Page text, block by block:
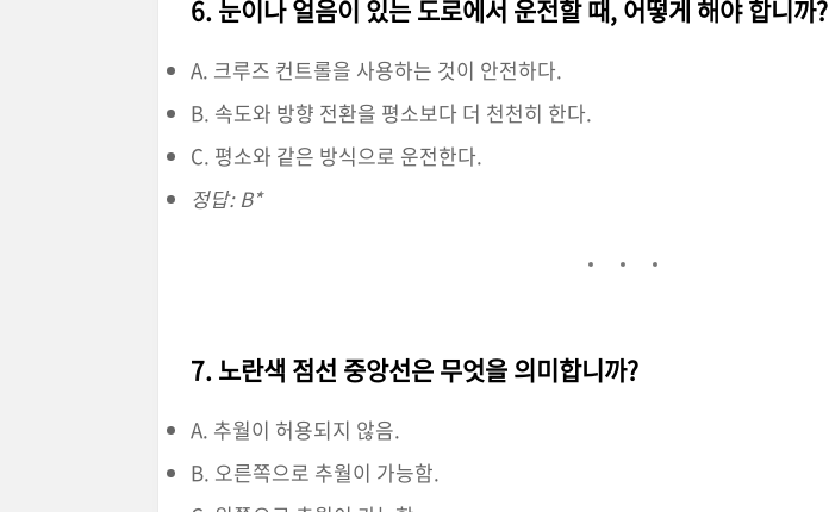
6. 눈이나 얼음이 있는 도로에서 운전할 때, 어떻게 해야 합니까?
A. 크루즈 컨트롤을 사용하는 것이 안전하다.
B. 속도와 방향 전환을 평소보다 더 천천히 한다.
C. 평소와 같은 방식으로 운전한다.
정답: B*
7. 노란색 점선 중앙선은 무엇을 의미합니까?
A. 추월이 허용되지 않음.
B. 오른쪽으로 추월이 가능함.